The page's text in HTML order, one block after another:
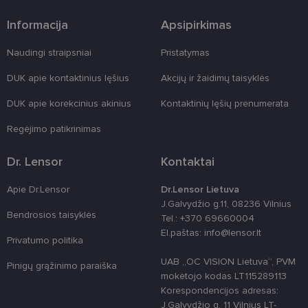
Informacija
Naudingi straipsniai
DUK apie kontaktinius lęšius
DUK apie korekcinius akinius
Regėjimo patikrinimas
Apsipirkimas
Pristatymas
Akcijų ir žaidimų taisyklės
Kontaktinių lęšių prenumerata
Dr. Lensor
Apie Dr.Lensor
Bendrosios taisyklės
Privatumo politika
Pinigų grąžinimo paraiška
Kontaktai
Dr.Lensor Lietuva
J.Galvydžio g.11, 08236 Vilnius
Tel.: +370 69660004
El.paštas: info@lensor.lt
UAB „OC VISION Lietuva“, PVM
mokėtojo kodas LT115289113
Korespondencijos adresas:
J.Galvydžio g. 11 Vilnius LT-
csrftoken www.lensor.lt
11 mėnesį
platforma,
Jis sukurtas
siekiant
www.lensor.lt
1 metai
clientId
unikaliems
vartotojams
atsitiktinai
sugeneruotą